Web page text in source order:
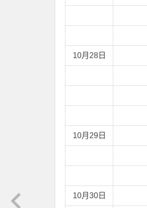
10月28日
10月29日
10月30日